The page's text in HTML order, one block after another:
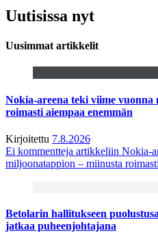
Uutisissa nyt
Uusimmat artikkelit
Nokia-areena teki viime
roimasti aiempaa enemmän
Kirjoitettu 7.8.2026
Ei kommentteja artikkeliin Nokia-
miljoonatappion – miinusta
Betolarin hallitukseen
jatkaa puheenjohtajana